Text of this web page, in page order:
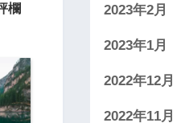
欄
2023年2月
2023年1月
2022年12月
2022年11月